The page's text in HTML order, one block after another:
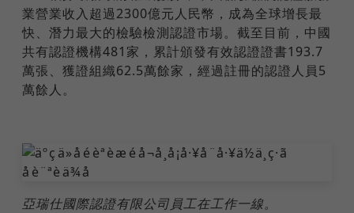
業營業收入超過2300億元人民幣，成為全球增長最
快、潛力最大的檢驗檢測認證市場。截至目前，中國
共有認證機構481家，累計頒發有效認證證書193.7
萬張、獲證組織62.5萬餘家，經過註冊的認證人員5
萬餘人。
亞瑞仕國際認證有限公司員工在工作一線。